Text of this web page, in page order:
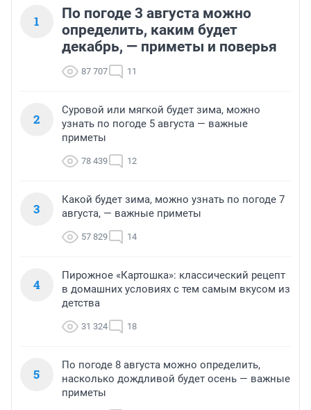
1
По погоде 3 августа можно
определить, каким будет
декабрь, — приметы и поверья
87 707 11
2
Суровой или мягкой будет зима, можно
узнать по погоде 5 августа — важные
приметы
78 439 12
3
Какой будет зима, можно узнать по погоде 7
августа, — важные приметы
57 829 14
4
Пирожное «Картошка»: классический рецепт
в домашних условиях с тем самым вкусом из
детства
31 324 18
5
По погоде 8 августа можно определить,
насколько дождливой будет осень — важные
приметы